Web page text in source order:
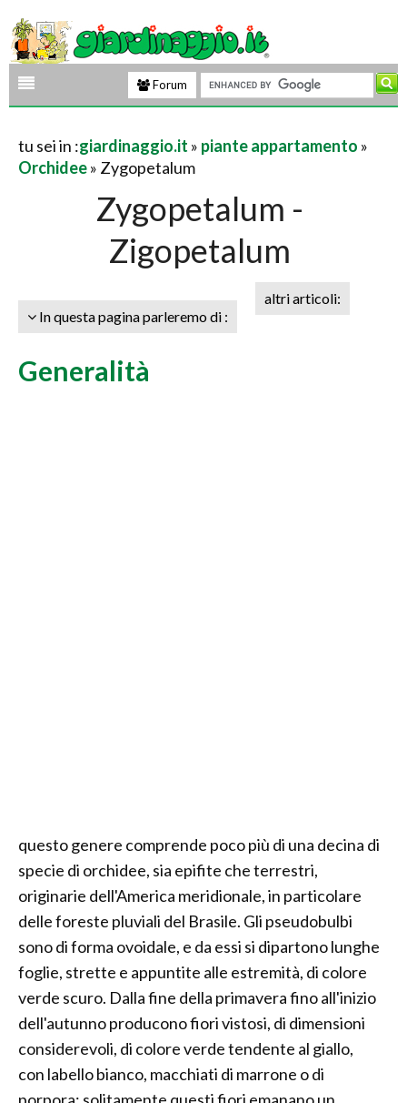
Forum
tu sei in :giardinaggio.it » piante appartamento »
Orchidee» Zygopetalum
Zygopetalum -
Zigopetalum
In questa pagina parleremo di :
altri articoli:
Generalità
questo genere comprende poco più di una decina di
specie di orchidee, sia epifite che terrestri,
originarie dell'America meridionale, in particolare
delle foreste pluviali del Brasile. Gli pseudobulbi
sono di forma ovoidale, e da essi si dipartono lunghe
foglie, strette e appuntite alle estremità, di colore
verde scuro. Dalla fine della primavera fino all'inizio
dell'autunno producono fiori vistosi, di dimensioni
considerevoli, di colore verde tendente al giallo,
con labello bianco, macchiati di marrone o di